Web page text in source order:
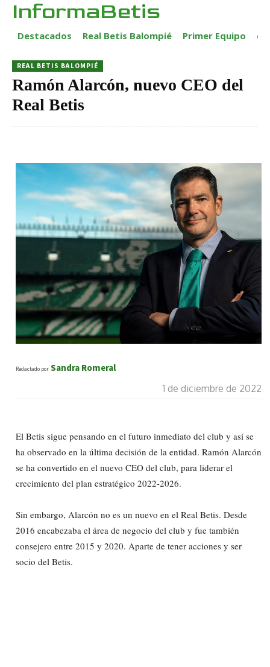
InformaBetis
Destacados Real Betis Balompié Primer Equipo
REAL BETIS BALOMPIÉ
Ramón Alarcón, nuevo CEO del
Real Betis
Redactado por Sandra Romeral
1 de diciembre de 2022
El Betis sigue pensando en el futuro inmediato del club y así se
ha observado en la última decisión de la entidad. Ramón Alarcón
se ha convertido en el nuevo CEO del club, para liderar el
crecimiento del plan estratégico 2022-2026.
Sin embargo, Alarcón no es un nuevo en el Real Betis. Desde
2016 encabezaba el área de negocio del club y fue también
consejero entre 2015 y 2020. Aparte de tener acciones y ser
socio del Betis.